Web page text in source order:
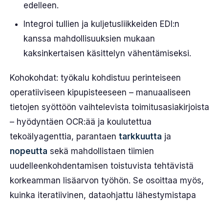
edelleen.
Integroi tullien ja kuljetusliikkeiden EDI:n
kanssa mahdollisuuksien mukaan
kaksinkertaisen käsittelyn vähentämiseksi.
Kohokohdat: työkalu kohdistuu perinteiseen
operatiiviseen kipupisteeseen – manuaaliseen
tietojen syöttöön vaihtelevista toimitusasiakirjoista
– hyödyntäen OCR:ää ja koulutettua
tekoälyagenttia, parantaen tarkkuutta ja
nopeutta sekä mahdollistaen tiimien
uudelleenkohdentamisen toistuvista tehtävistä
korkeamman lisäarvon työhön. Se osoittaa myös,
kuinka iteratiivinen, dataohjattu lähestymistapa